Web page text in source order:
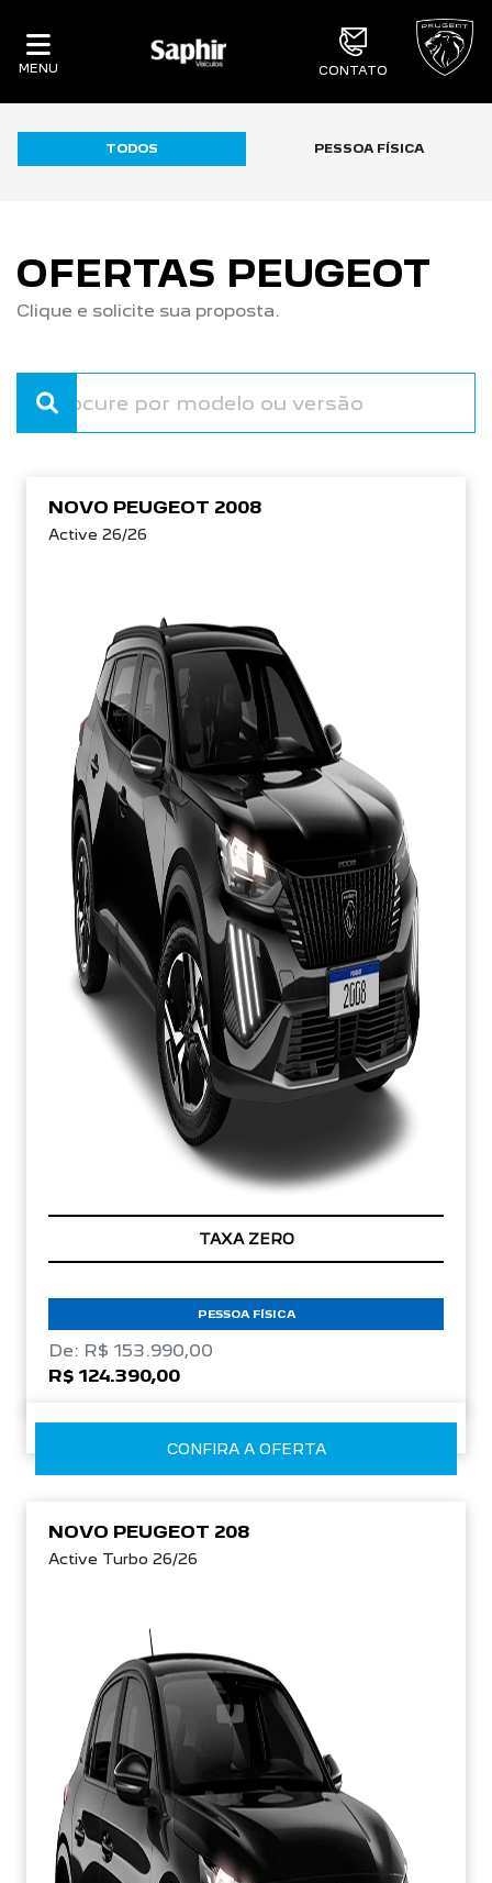
MENU CONTATO
TODOS PESSOA FÍSICA
OFERTAS PEUGEOT
Clique e solicite sua proposta.
NOVO PEUGEOT 2008
Active 26/26
TAXA ZERO
PESSOA FÍSICA
De: R$ 153.990,00
R$ 124.390,00
CONFIRA A OFERTA
NOVO PEUGEOT 208
Active Turbo 26/26